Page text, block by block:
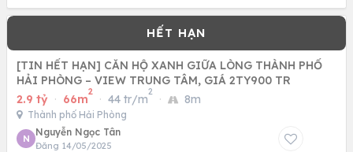
[TIN HẾT HẠN] CĂN HỘ XANH GIỮA LÒNG THÀNH PHỐ
HẢI PHÒNG – VIEW TRUNG TÂM, GIÁ 2TY900 TR
2.9 tỷ · 66m
2
· 44 tr/m
2
· 8m
Thành phố Hải Phòng
N
Nguyễn Ngọc Tân
Đăng 14/05/2025